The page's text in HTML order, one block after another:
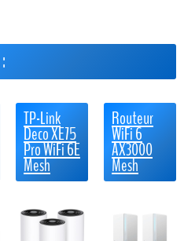
TP-Link
Deco XE75
Pro WiFi 6E
Mesh
Routeur
WiFi 6
AX3000
Mesh